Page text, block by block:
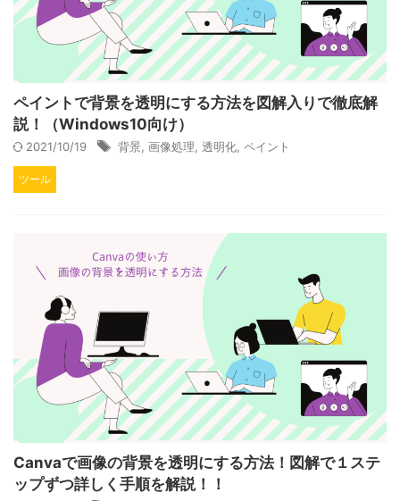
ペイントで背景を透明にする方法を図解入りで徹底解
説！（Windows10向け）
2021/10/19 背景, 画像処理, 透明化, ペイント
ツール
Canvaで画像の背景を透明にする方法！図解で１ステ
ップずつ詳しく手順を解説！！